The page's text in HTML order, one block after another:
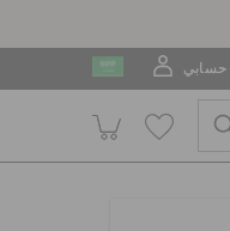
حسابي